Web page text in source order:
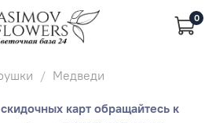
0
Медведи
карт обращайтесь к